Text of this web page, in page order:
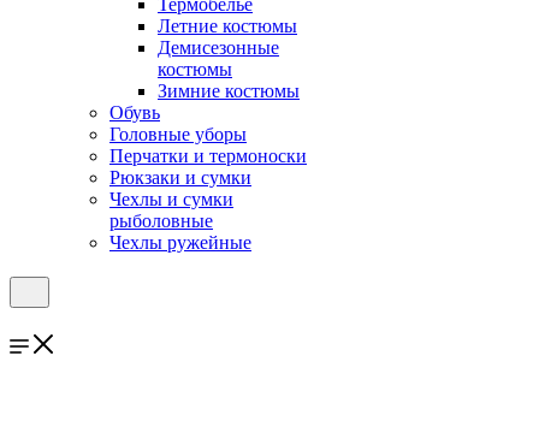
Термобелье
Летние костюмы
Демисезонные
костюмы
Зимние костюмы
Обувь
Головные уборы
Перчатки и термоноски
Рюкзаки и сумки
Чехлы и сумки
рыболовные
Чехлы ружейные